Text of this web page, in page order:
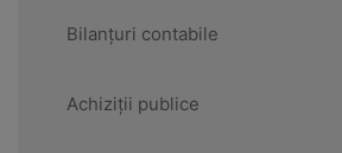
Bilanțuri contabile
Achiziții publice